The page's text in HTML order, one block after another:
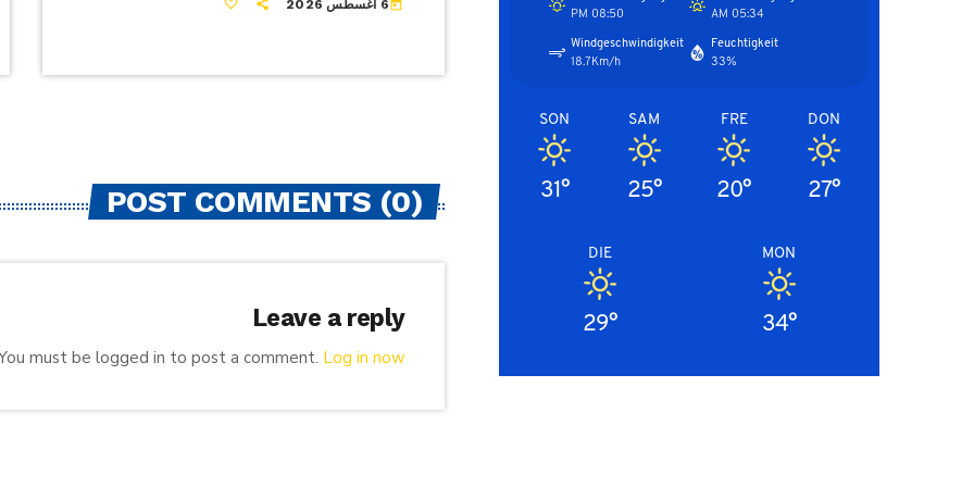
today6 أغسطس 2026
POST COMMENTS (0)
Leave a reply
must be logged in to post a comment. Log in now
05:34 AM
08:50 PM
Feuchtigkeit
33%
Windgeschwindigkeit
18.7Km/h
DON
27°
FRE
20°
SAM
25°
SON
31°
MON
34°
DIE
29°